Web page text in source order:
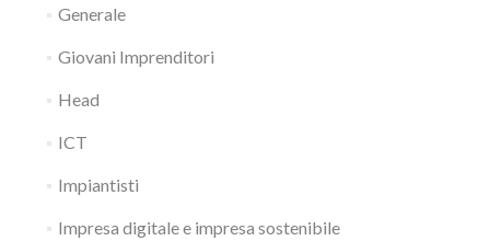
Generale
Giovani Imprenditori
Head
ICT
Impiantisti
Impresa digitale e impresa sostenibile